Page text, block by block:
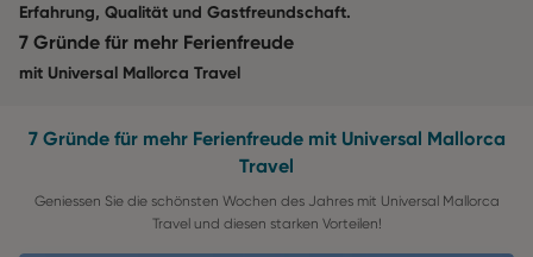
Erfahrung, Qualität und Gastfreundschaft.
7 Gründe für mehr Ferienfreude
mit Universal Mallorca Travel
7 Gründe für mehr Ferienfreude mit Universal Mallorca
Travel
Geniessen Sie die schönsten Wochen des Jahres mit Universal Mallorca
Travel und diesen starken Vorteilen!